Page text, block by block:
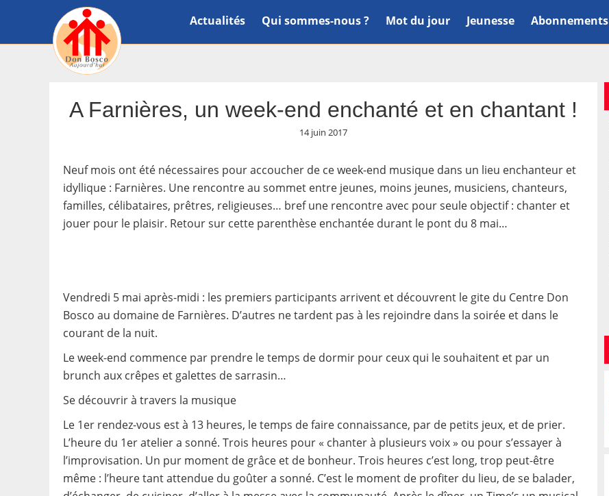
Actualités Qui sommes-nous ? Mot du jour Jeunesse Abonnements
A Farnières, un week-end enchanté et en chantant !
14 juin 2017
Neuf mois ont été nécessaires pour accoucher de ce week-end musique dans un lieu enchanteur et
idyllique : Farnières. Une rencontre au sommet entre jeunes, moins jeunes, musiciens, chanteurs,
familles, célibataires, prêtres, religieuses… bref une rencontre avec pour seule objectif : chanter et
jouer pour le plaisir. Retour sur cette parenthèse enchantée durant le pont du 8 mai…
Vendredi 5 mai après-midi : les premiers participants arrivent et découvrent le gite du Centre Don
Bosco au domaine de Farnières. D’autres ne tardent pas à les rejoindre dans la soirée et dans le
courant de la nuit.
Le week-end commence par prendre le temps de dormir pour ceux qui le souhaitent et par un
brunch aux crêpes et galettes de sarrasin…
Se découvrir à travers la musique
Le 1er rendez-vous est à 13 heures, le temps de faire connaissance, par de petits jeux, et de prier.
L’heure du 1er atelier a sonné. Trois heures pour « chanter à plusieurs voix » ou pour s’essayer à
l’improvisation. Un pur moment de grâce et de bonheur. Trois heures c’est long, trop peut-être
même : l’heure tant attendue du goûter a sonné. C’est le moment de profiter du lieu, de se balader,